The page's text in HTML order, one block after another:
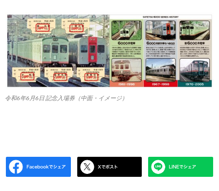
令和6年6月6日 記念入場券（中面・イメージ）